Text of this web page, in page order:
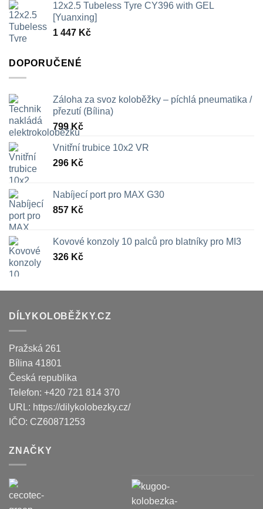
326 Kč
12x2.5 Tubeless Tyre CY396 with GEL
[Yuanxing]
1 447 Kč
DOPORUČENÉ
Záloha za svoz koloběžky – píchlá pneumatika /
přezutí (Bílina)
799Kč
Vnitřní trubice 10x2 VR
296 Kč
Nabíjecí port pro MAX G30
857 Kč
Kovové konzoly 10 palců pro blatníky pro MI3
326 Kč
DÍLYKOLOBĚŽKY.CZ
Pražská 261
Bílina 41801
Česká republika
Telefon: +420 721 814 370
URL: https://dilykolobezky.cz/
IČO: CZ60871253
ZNAČKY